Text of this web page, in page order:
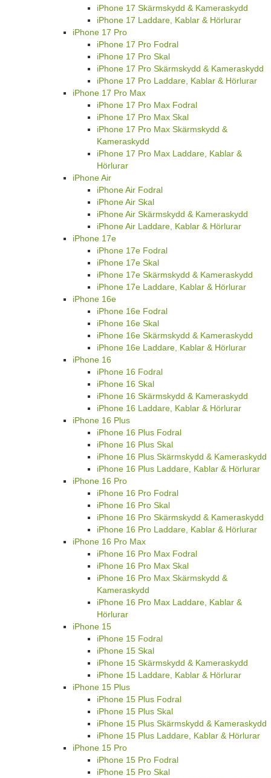
iPhone 17 Skärmskydd & Kameraskydd
iPhone 17 Laddare, Kablar & Hörlurar
iPhone 17 Pro
iPhone 17 Pro Fodral
iPhone 17 Pro Skal
iPhone 17 Pro Skärmskydd & Kameraskydd
iPhone 17 Pro Laddare, Kablar & Hörlurar
iPhone 17 Pro Max
iPhone 17 Pro Max Fodral
iPhone 17 Pro Max Skal
iPhone 17 Pro Max Skärmskydd &
Kameraskydd
iPhone 17 Pro Max Laddare, Kablar &
Hörlurar
iPhone Air
iPhone Air Fodral
iPhone Air Skal
iPhone Air Skärmskydd & Kameraskydd
iPhone Air Laddare, Kablar & Hörlurar
iPhone 17e
iPhone 17e Fodral
iPhone 17e Skal
iPhone 17e Skärmskydd & Kameraskydd
iPhone 17e Laddare, Kablar & Hörlurar
iPhone 16e
iPhone 16e Fodral
iPhone 16e Skal
iPhone 16e Skärmskydd & Kameraskydd
iPhone 16e Laddare, Kablar & Hörlurar
iPhone 16
iPhone 16 Fodral
iPhone 16 Skal
iPhone 16 Skärmskydd & Kameraskydd
iPhone 16 Laddare, Kablar & Hörlurar
iPhone 16 Plus
iPhone 16 Plus Fodral
iPhone 16 Plus Skal
iPhone 16 Plus Skärmskydd & Kameraskydd
iPhone 16 Plus Laddare, Kablar & Hörlurar
iPhone 16 Pro
iPhone 16 Pro Fodral
iPhone 16 Pro Skal
iPhone 16 Pro Skärmskydd & Kameraskydd
iPhone 16 Pro Laddare, Kablar & Hörlurar
iPhone 16 Pro Max
iPhone 16 Pro Max Fodral
iPhone 16 Pro Max Skal
iPhone 16 Pro Max Skärmskydd &
Kameraskydd
iPhone 16 Pro Max Laddare, Kablar &
Hörlurar
iPhone 15
iPhone 15 Fodral
iPhone 15 Skal
iPhone 15 Skärmskydd & Kameraskydd
iPhone 15 Laddare, Kablar & Hörlurar
iPhone 15 Plus
iPhone 15 Plus Fodral
iPhone 15 Plus Skal
iPhone 15 Plus Skärmskydd & Kameraskydd
iPhone 15 Plus Laddare, Kablar & Hörlurar
iPhone 15 Pro
iPhone 15 Pro Fodral
iPhone 15 Pro Skal